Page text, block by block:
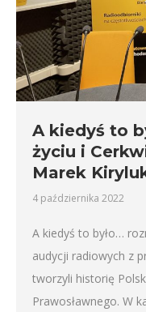
A kiedyś to
życiu i
Marek
4 października 2022
A kiedyś to było…
audycji radiowych z
tworzyli historię
Prawosławnego. W